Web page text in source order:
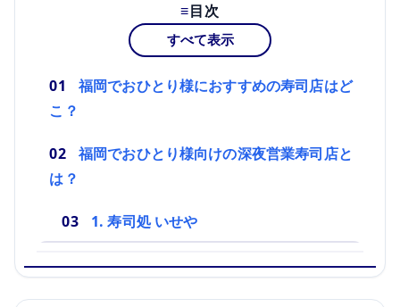
目次
すべて表示
福岡でおひとり様におすすめの寿司店はど
こ？
福岡でおひとり様向けの深夜営業寿司店と
は？
1. 寿司処 いせや